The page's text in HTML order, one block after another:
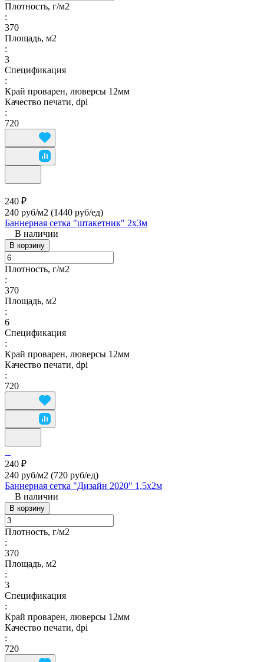
Плотность, г/м2
:
370
Площадь, м2
:
3
Спецификация
:
Край проварен, люверсы 12мм
Качество печати, dpi
:
720
240 ₽
240 руб/м2 (1440 руб/eд)
Баннерная сетка "штакетник" 2х3м
В наличии
В корзину
Плотность, г/м2
:
370
Площадь, м2
:
6
Спецификация
:
Край проварен, люверсы 12мм
Качество печати, dpi
:
720
240 ₽
240 руб/м2 (720 руб/eд)
Баннерная сетка "Дизайн 2020" 1,5х2м
В наличии
В корзину
Плотность, г/м2
:
370
Площадь, м2
:
3
Спецификация
:
Край проварен, люверсы 12мм
Качество печати, dpi
:
720